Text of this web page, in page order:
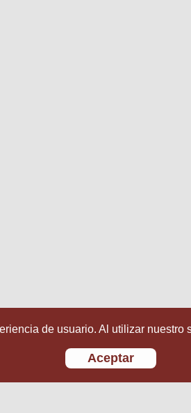
de usuario. Al utilizar
Aceptar